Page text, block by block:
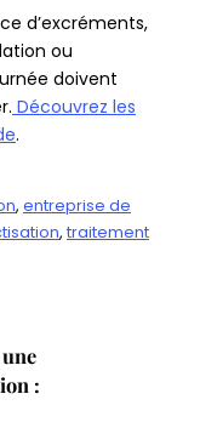
d’excréments,
ou
doivent
Découvrez les
.
, entreprise de
, traitement
: